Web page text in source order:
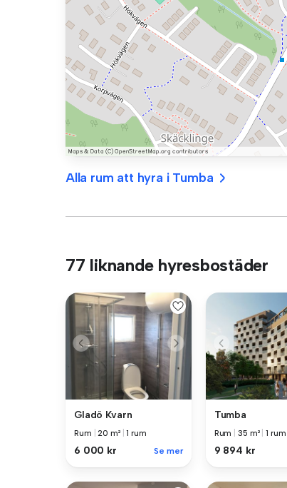
Alla rum att hyra i Tumba
77 liknande hyresbostäder
Gladö Kvarn
Rum |20 m² |1 rum
6 000 kr Se mer
Tumba
Rum 35 m² |1 rum
9 894 kr